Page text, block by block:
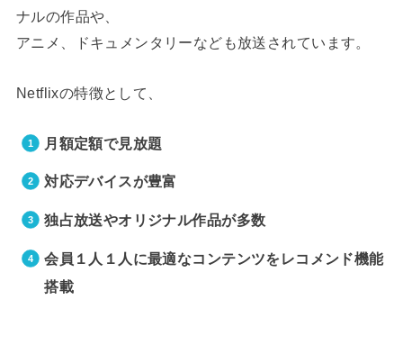
ナルの作品や、
アニメ、ドキュメンタリーなども放送されています。
Netflixの特徴として、
月額定額で見放題
対応デバイスが豊富
独占放送やオリジナル作品が多数
会員１人１人に最適なコンテンツをレコメンド機能
搭載